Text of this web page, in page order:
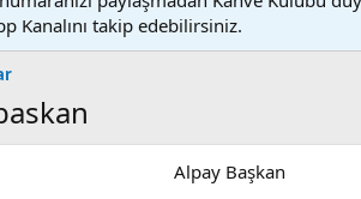
Kanalını takip edebilirsiniz.
Alpay Başkan